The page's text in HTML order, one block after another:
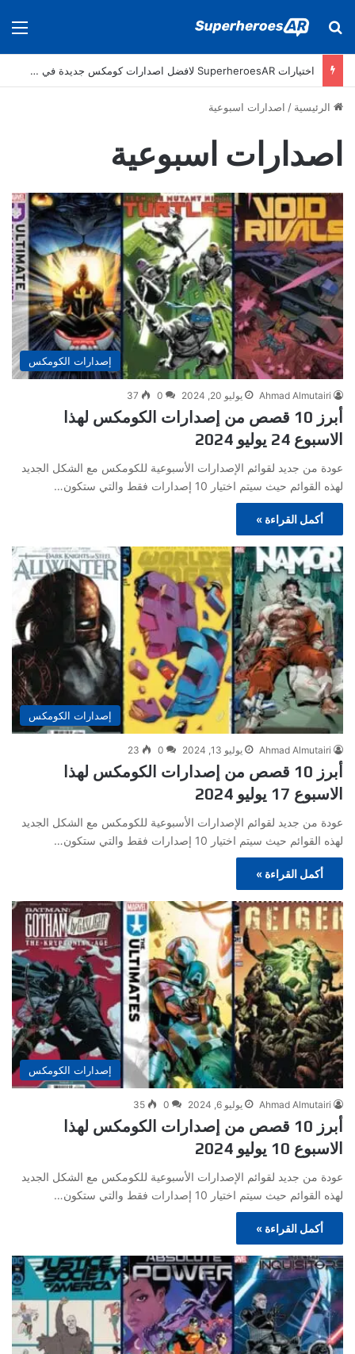
بحث عن
اختيارات SuperheroesAR لافضل اصدارات كومكس جديدة في سنة 2024
الرئيسية / اصدارات اسبوعية
اصدارات اسبوعية
إصدارات الكومكس
Ahmad Almutairi يوليو 20, 2024 0
37
أبرز 10 قصص من إصدارات الكومكس لهذا
الاسبوع 24 يوليو 2024
عودة من جديد لقوائم الإصدارات الأسبوعية للكومكس مع الشكل الجديد
لهذه القوائم حيث سيتم اختيار 10 إصدارات فقط والتي ستكون…
أكمل القراءة »
إصدارات الكومكس
Ahmad Almutairi يوليو 13, 2024 0
23
أبرز 10 قصص من إصدارات الكومكس لهذا
الاسبوع 17 يوليو 2024
عودة من جديد لقوائم الإصدارات الأسبوعية للكومكس مع الشكل الجديد
لهذه القوائم حيث سيتم اختيار 10 إصدارات فقط والتي ستكون…
أكمل القراءة »
إصدارات الكومكس
Ahmad Almutairi يوليو 6, 2024 0
35
أبرز 10 قصص من إصدارات الكومكس لهذا
الاسبوع 10 يوليو 2024
عودة من جديد لقوائم الإصدارات الأسبوعية للكومكس مع الشكل الجديد
لهذه القوائم حيث سيتم اختيار 10 إصدارات فقط والتي ستكون…
أكمل القراءة »